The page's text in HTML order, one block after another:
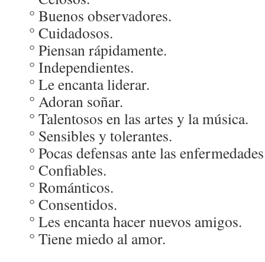
° Buenos observadores.
° Cuidadosos.
° Piensan rápidamente.
° Independientes.
° Le encanta liderar.
° Adoran soñar.
° Talentosos en las artes y la música.
° Sensibles y tolerantes.
° Pocas defensas ante las
° Confiables.
° Románticos.
° Consentidos.
° Les encanta hacer nuevos amigos.
° Tiene miedo al amor.